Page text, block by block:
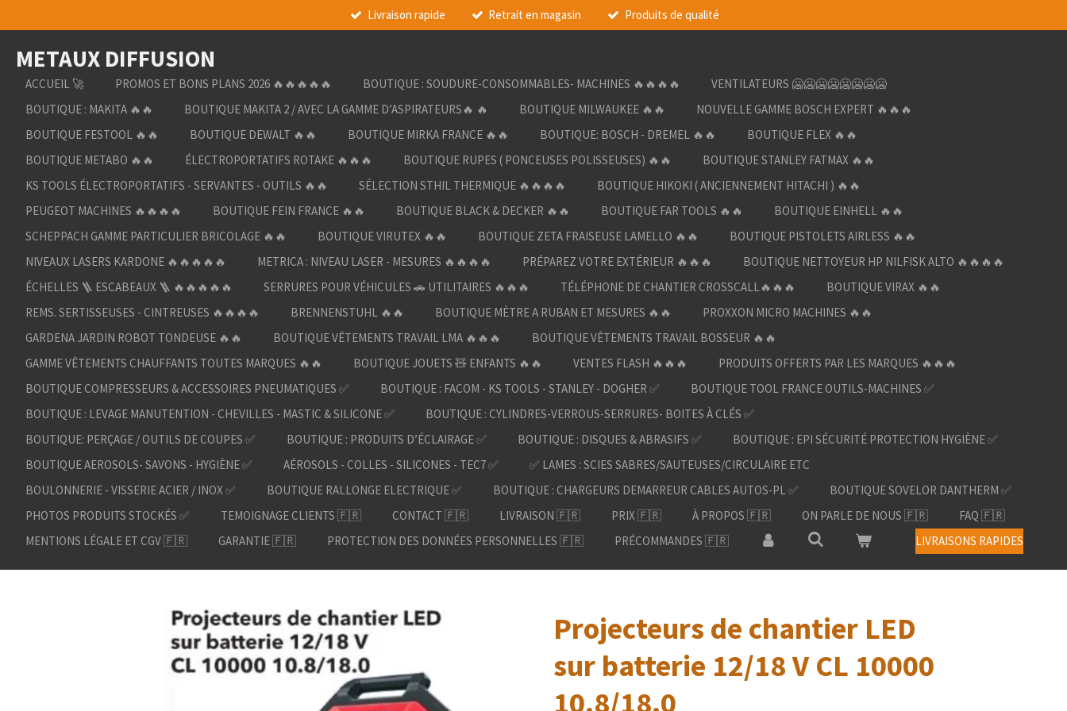
au
contenu
principal
Livraison rapide Retrait en magasin Produits de qualité
METAUX DIFFUSION
ACCUEIL 🚀 PROMOS ET BONS PLANS 2026 🔥🔥🔥🔥🔥 BOUTIQUE : SOUDURE-CONSOMMABLES- MACHINES 🔥🔥🔥🔥
VENTILATEURS 🥶🥶🥶🥶🥶🥶🥶🥶
BOUTIQUE : MAKITA 🔥🔥
BOUTIQUE MAKITA 2 / AVEC LA GAMME D’ASPIRATEURS🔥 🔥 BOUTIQUE MILWAUKEE 🔥🔥
NOUVELLE GAMME BOSCH EXPERT 🔥🔥🔥
BOUTIQUE FESTOOL 🔥🔥
BOUTIQUE DEWALT 🔥🔥 BOUTIQUE MIRKA FRANCE 🔥🔥 BOUTIQUE: BOSCH - DREMEL 🔥🔥
BOUTIQUE FLEX 🔥🔥
BOUTIQUE METABO 🔥🔥
ÉLECTROPORTATIFS ROTAKE 🔥🔥🔥 BOUTIQUE RUPES ( PONCEUSES POLISSEUSES) 🔥🔥
BOUTIQUE STANLEY FATMAX 🔥🔥
KS TOOLS ÉLECTROPORTATIFS - SERVANTES - OUTILS 🔥🔥
SÉLECTION STHIL THERMIQUE 🔥🔥🔥🔥
BOUTIQUE HIKOKI ( ANCIENNEMENT HITACHI ) 🔥🔥
PEUGEOT MACHINES 🔥🔥🔥🔥
BOUTIQUE FEIN FRANCE 🔥🔥 BOUTIQUE BLACK & DECKER 🔥🔥 BOUTIQUE FAR TOOLS 🔥🔥
BOUTIQUE EINHELL 🔥🔥
SCHEPPACH GAMME PARTICULIER BRICOLAGE 🔥🔥
BOUTIQUE VIRUTEX 🔥🔥 BOUTIQUE ZETA FRAISEUSE LAMELLO 🔥🔥
BOUTIQUE PISTOLETS AIRLESS 🔥🔥
NIVEAUX LASERS KARDONE 🔥🔥🔥🔥🔥
METRICA : NIVEAU LASER - MESURES 🔥🔥🔥🔥 PRÉPAREZ VOTRE EXTÉRIEUR 🔥🔥🔥
BOUTIQUE NETTOYEUR HP NILFISK ALTO 🔥🔥🔥🔥
ÉCHELLES 🪜 ESCABEAUX 🪜 🔥🔥🔥🔥🔥
SERRURES POUR VÉHICULES 🚗 UTILITAIRES 🔥🔥🔥 TÉLÉPHONE DE CHANTIER CROSSCALL🔥🔥🔥
BOUTIQUE VIRAX 🔥🔥
REMS. SERTISSEUSES - CINTREUSES 🔥🔥🔥🔥
BRENNENSTUHL 🔥🔥 BOUTIQUE MÈTRE A RUBAN ET MESURES 🔥🔥
PROXXON MICRO MACHINES 🔥🔥
GARDENA JARDIN ROBOT TONDEUSE 🔥🔥
BOUTIQUE VÊTEMENTS TRAVAIL LMA 🔥🔥🔥
BOUTIQUE VÊTEMENTS TRAVAIL BOSSEUR 🔥🔥
GAMME VÊTEMENTS CHAUFFANTS TOUTES MARQUES 🔥🔥
BOUTIQUE JOUETS 🧸 ENFANTS 🔥🔥 VENTES FLASH 🔥🔥🔥
PRODUITS OFFERTS PAR LES MARQUES 🔥🔥🔥
BOUTIQUE COMPRESSEURS & ACCESSOIRES PNEUMATIQUES ✅
BOUTIQUE : FACOM - KS TOOLS - STANLEY - DOGHER ✅
BOUTIQUE TOOL FRANCE OUTILS-MACHINES ✅
BOUTIQUE : LEVAGE MANUTENTION - CHEVILLES - MASTIC & SILICONE ✅
BOUTIQUE : CYLINDRES-VERROUS-SERRURES- BOITES À CLÉS ✅
BOUTIQUE: PERÇAGE / OUTILS DE COUPES ✅
BOUTIQUE : PRODUITS D’ÉCLAIRAGE ✅ BOUTIQUE : DISQUES & ABRASIFS ✅
BOUTIQUE : EPI SÉCURITÉ PROTECTION HYGIÈNE ✅
BOUTIQUE AEROSOLS- SAVONS - HYGIÈNE ✅
AÉROSOLS - COLLES - SILICONES - TEC7 ✅
✅ LAMES : SCIES SABRES/SAUTEUSES/CIRCULAIRE ETC
BOULONNERIE - VISSERIE ACIER / INOX ✅
BOUTIQUE RALLONGE ELECTRIQUE ✅ BOUTIQUE : CHARGEURS DEMARREUR CABLES AUTOS-PL ✅
BOUTIQUE SOVELOR DANTHERM ✅
PHOTOS PRODUITS STOCKÉS ✅
TEMOIGNAGE CLIENTS 🇫🇷 CONTACT 🇫🇷 LIVRAISON 🇫🇷 PRIX 🇫🇷 À PROPOS 🇫🇷 ON PARLE DE NOUS 🇫🇷
FAQ 🇫🇷
MENTIONS LÉGALE ET CGV 🇫🇷
GARANTIE 🇫🇷 PROTECTION DES DONNÉES PERSONNELLES 🇫🇷 PRÉCOMMANDES 🇫🇷 LIVRAISONS RAPIDES
Projecteurs de chantier LED
sur batterie 12/18 V CL 10000
10.8/18.0